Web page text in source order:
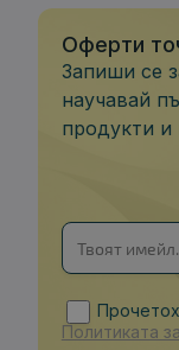
Оферти
Запиши се
научавай
продукти
Политиката